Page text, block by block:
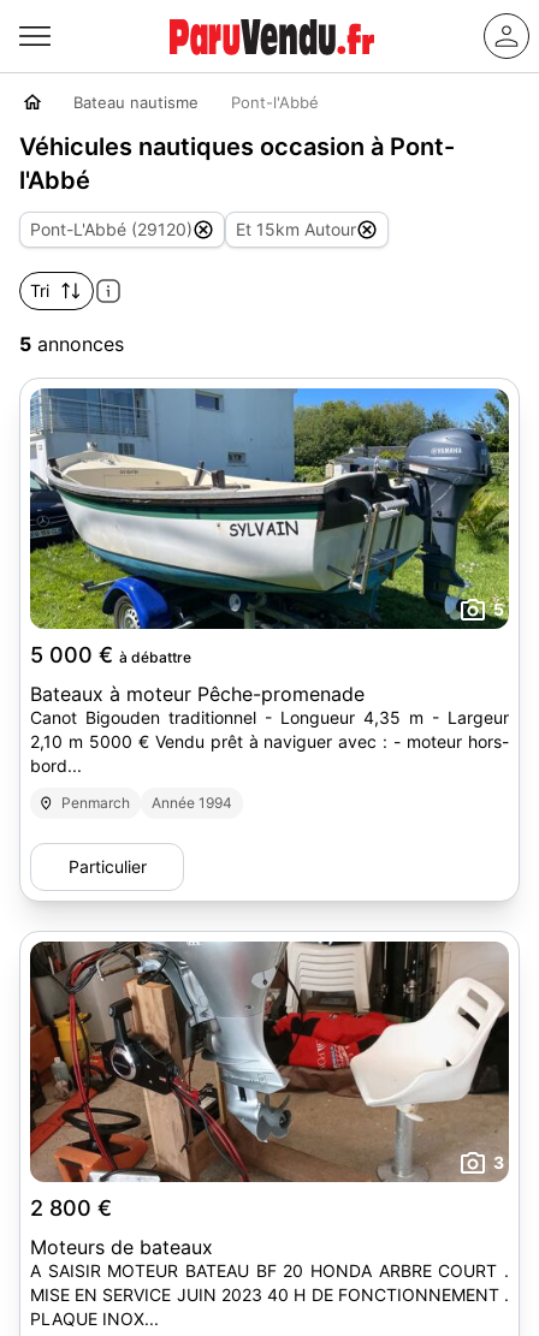
Bateau nautisme Pont-l'Abbé
Véhicules nautiques occasion à Pont-
l'Abbé
Pont-L'Abbé (29120) Et 15km Autour
Tri
5 annonces
5
5 000 € à débattre
Bateaux à moteur Pêche-promenade
Canot Bigouden traditionnel - Longueur 4,35 m - Largeur
2,10 m 5000 € Vendu prêt à naviguer avec : - moteur hors-
bord...
Penmarch Année 1994
Particulier
3
2 800 €
Moteurs de bateaux
A SAISIR MOTEUR BATEAU BF 20 HONDA ARBRE COURT .
MISE EN SERVICE JUIN 2023 40 H DE FONCTIONNEMENT .
PLAQUE INOX...